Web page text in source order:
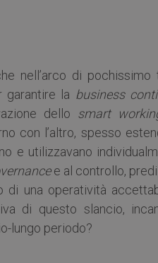
nell’arco di
la business
dello smart
con l’altro, spesso
e utilizzavano
e al controllo,
una operatività
di questo slancio,
lungo periodo?